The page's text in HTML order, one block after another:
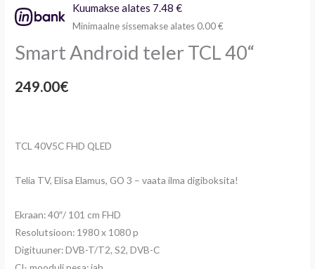
Kuumakse alates 7.48 €
Minimaalne sissemakse alates 0.00 €
Smart Android teler TCL 40“
249.00€
TCL 40V5C FHD QLED
Telia TV, Elisa Elamus, GO 3 – vaata ilma digiboksita!
Ekraan: 40″/ 101 cm FHD
Resolutsioon: 1980 x 1080 p
Digituuner: DVB-T/T2, S2, DVB-C